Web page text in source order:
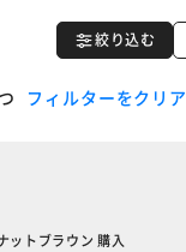
絞り込む
フィルターをクリア
ットブラウン 購入